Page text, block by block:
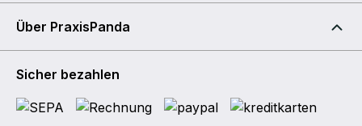
Über PraxisPanda
Sicher bezahlen